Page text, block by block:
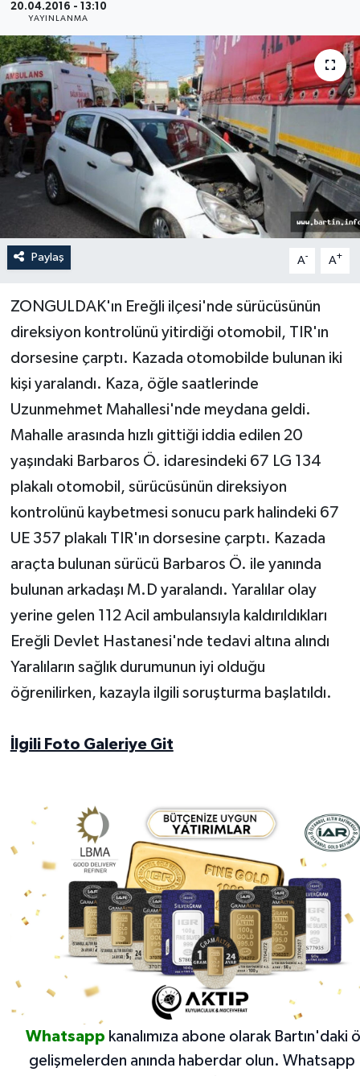
20.04.2016 - 13:10
YAYINLANMA
Paylaş A- A+
ZONGULDAK'ın Ereğli ilçesi'nde sürücüsünün
direksiyon kontrolünü yitirdiği otomobil, TIR'ın
dorsesine çarptı. Kazada otomobilde bulunan iki
kişi yaralandı. Kaza, öğle saatlerinde
Uzunmehmet Mahallesi'nde meydana geldi.
Mahalle arasında hızlı gittiği iddia edilen 20
yaşındaki Barbaros Ö. idaresindeki 67 LG 134
plakalı otomobil, sürücüsünün direksiyon
kontrolünü kaybetmesi sonucu park halindeki 67
UE 357 plakalı TIR'ın dorsesine çarptı. Kazada
araçta bulunan sürücü Barbaros Ö. ile yanında
bulunan arkadaşı M.D yaralandı. Yaralılar olay
yerine gelen 112 Acil ambulansıyla kaldırıldıkları
Ereğli Devlet Hastanesi'nde tedavi altına alındı
Yaralıların sağlık durumunun iyi olduğu
öğrenilirken, kazayla ilgili soruşturma başlatıldı.
İlgili Foto Galeriye Git
Whatsapp kanalımıza abone olarak Bartın'daki
gelişmelerden anında haberdar olun. Whatsapp
Sinema
Sivil Toplum
Siyaset
Spor
Tarım
Turizm
Yaşam
DÜNYA
YEREL